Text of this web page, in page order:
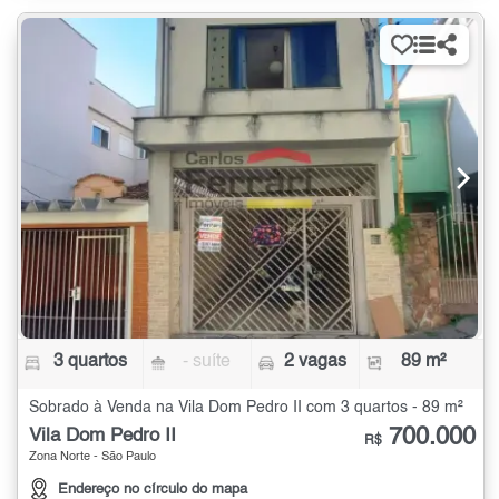
3 quartos - suíte 2 vagas 89 m²
Sobrado à Venda na Vila Dom Pedro II com 3 quartos - 89 m²
Vila Dom Pedro II
Zona Norte - São Paulo
Endereço no círculo do mapa
R$ 700.000